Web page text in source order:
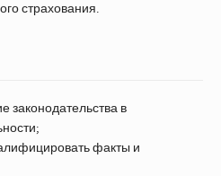
страхования.
законодательства в
факты и